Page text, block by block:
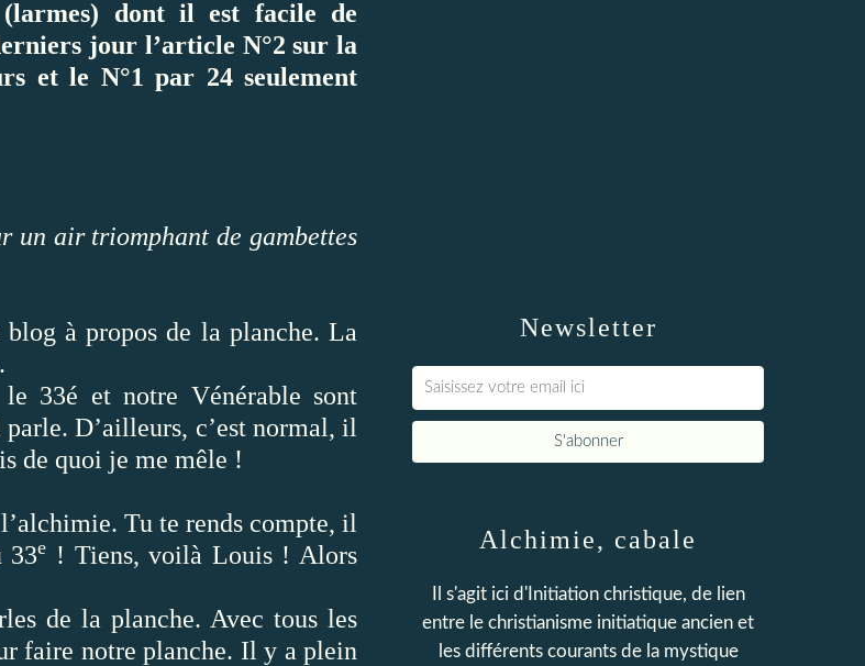
dont il est facile de
jour l’article N°2 sur la
et le N°1 par 24 seulement
un air triomphant de gambettes
à propos de la planche. La
33é et notre Vénérable sont
D’ailleurs, c’est normal, il
de quoi je me mêle !
Tu te rends compte, il
33e ! Tiens, voilà Louis ! Alors
de la planche. Avec tous les
faire notre planche. Il y a plein
Newsletter
Alchimie, cabale
Il s'agit ici d'Initiation christique, de lien
entre le christianisme initiatique ancien et
les différents courants de la mystique